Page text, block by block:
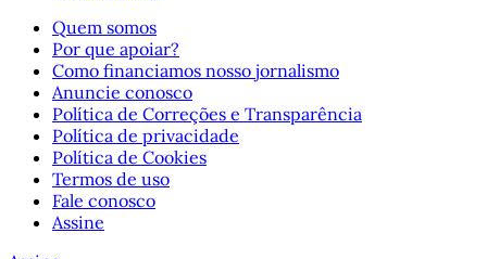
Quem somos
Por que apoiar?
Como financiamos nosso jornalismo
Anuncie conosco
Política de Correções e Transparência
Política de privacidade
Política de Cookies
Termos de uso
Fale conosco
Assine